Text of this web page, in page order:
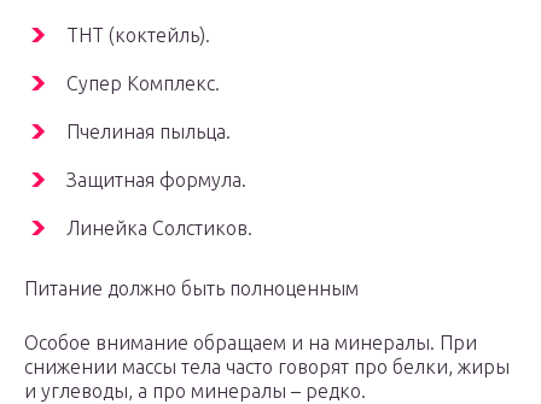
ТНТ (коктейль).
Супер Комплекс.
Пчелиная пыльца.
Защитная формула.
Линейка Солстиков.
Питание должно быть полноценным
Особое внимание обращаем и на минералы. При
снижении массы тела часто говорят про белки, жиры
и углеводы, а про минералы – редко.